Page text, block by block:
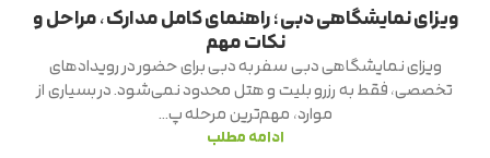
ویزای نمایشگاهی دبی؛ راهنمای کامل مدارک، مراحل و
نکات مهم
ویزای نمایشگاهی دبی سفر به دبی برای حضور در رویدادهای
تخصصی، فقط به رزرو بلیت و هتل محدود نمی‌شود. در بسیاری از
موارد، مهم‌ترین مرحله پ...
ادامه مطلب